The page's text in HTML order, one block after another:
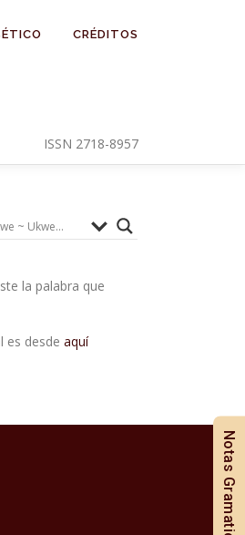
CRÉDITOS
ISSN 2718-8957
la palabra que
es desde aquí
Notas Gramaticales